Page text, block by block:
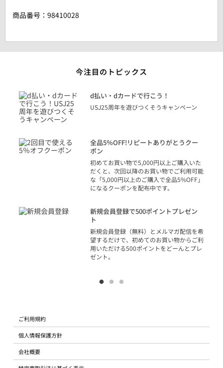
商品番号： 98410028
今注目のトピックス
d払い・dカードで行こう！
USJ25周年を遊びつくそうキャンペーン
全品5％OFF!リピートありがとうクー
ポン
初めてお買い物で5,000円以上ご購入いた
だくと、次回以降のお買い物でご利用可能
な「5,000円以上のご購入で全品5%OFF」
になるクーポンを配布中です。
新規会員登録で500ポイントプレゼン
ト
新規会員登録（無料）とメルマガ配信を希
望するだけで、初めてのお買い物からご利
用いただける500ポイントをどーんとプレ
ゼント。
ご利用規約
個人情報保護方針
会社概要